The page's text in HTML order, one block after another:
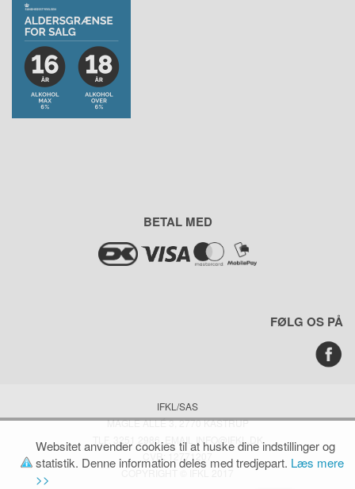
BETAL MED
FØLG OS PÅ
IFKL/SAS
MAGLE ALLÉ 3, 2770 KASTRUP
TLF. 3251 2986, EMAIL INFO@IFKL.DK
CVR: 12771207
Websitet anvender cookies til at huske dine indstillinger og
statistik. Denne information deles med tredjepart. Læs mere
>>